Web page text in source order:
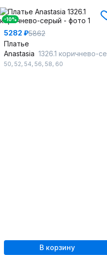
-10%
5282 ₽5862
Платье
Anastasia 1326.1 коричнево-серый
50, 52, 54, 56, 58, 60
В корзину